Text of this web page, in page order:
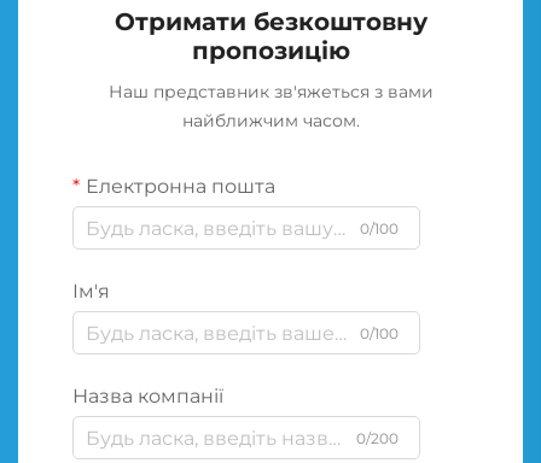
Отримати безкоштовну
пропозицію
Наш представник зв'яжеться з вами
найближчим часом.
Електронна пошта
0/100
Ім'я
0/100
Назва компанії
0/200